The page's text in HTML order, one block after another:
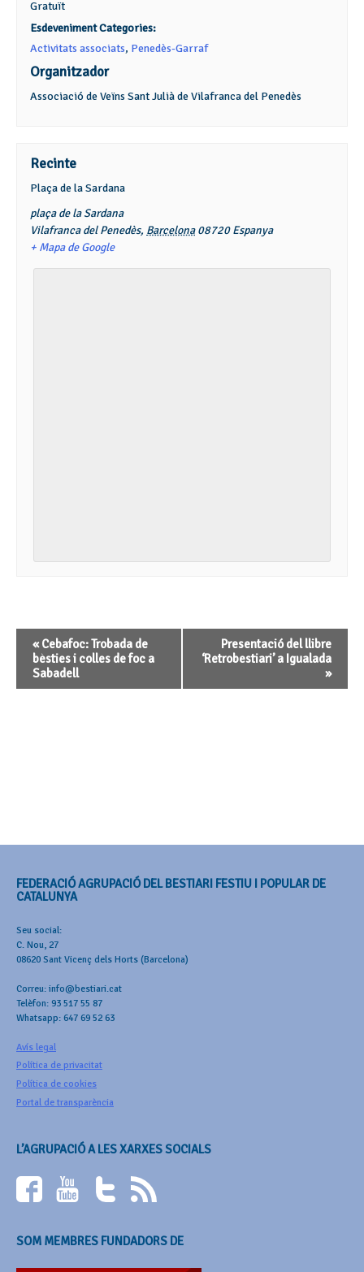
Gratuït
Esdeveniment Categories:
Activitats associats, Penedès-Garraf
Organitzador
Associació de Veïns Sant Julià de Vilafranca del Penedès
Recinte
Plaça de la Sardana
plaça de la Sardana
Vilafranca del Penedès, Barcelona 08720 Espanya
+ Mapa de Google
Navegació
d'Esdeveniment
«Cebafoc: Trobada de
bèsties i colles de foc a
Sabadell
Presentació del llibre
‘Retrobestiari’ a Igualada
»
FEDERACIÓ AGRUPACIÓ DEL BESTIARI FESTIU I POPULAR DE
CATALUNYA
Seu social:
C. Nou, 27
08620 Sant Vicenç dels Horts (Barcelona)
Correu: info@bestiari.cat
Telèfon: 93 517 55 87
Whatsapp: 647 69 52 63
Avís legal
Política de privacitat
Política de cookies
Portal de transparència
L’AGRUPACIÓ A LES XARXES SOCIALS
SOM MEMBRES FUNDADORS DE